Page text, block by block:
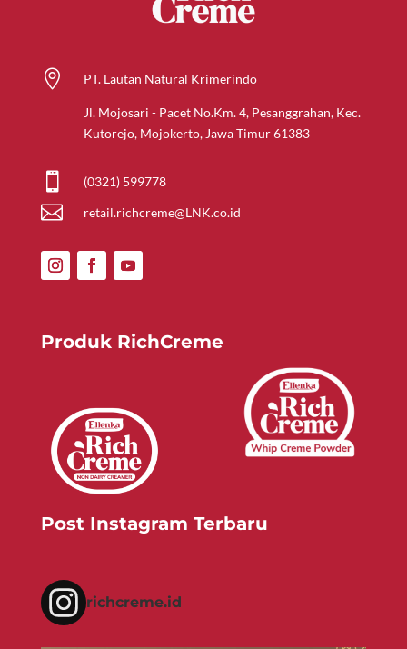
 PT. Lautan Natural Krimerindo
Jl. Mojosari - Pacet No.Km. 4, Pesanggrahan, Kec.
Kutorejo, Mojokerto, Jawa Timur 61383
 (0321) 599778
 retail.richcreme@LNK.co.id
Produk RichCreme
Post Instagram Terbaru
richcreme.id